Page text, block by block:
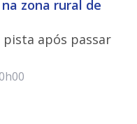
zona rural de
pista após passar